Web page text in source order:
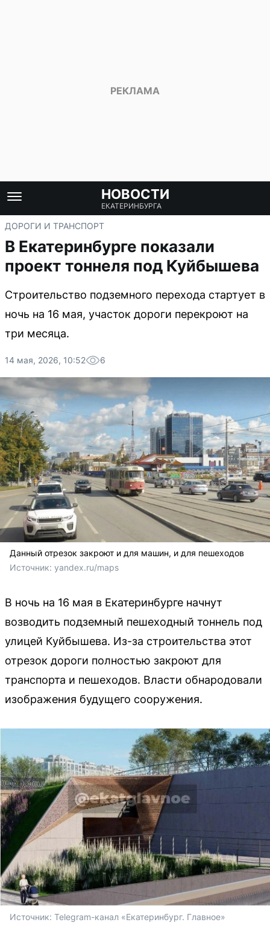
НОВОСТИ
ЕКАТЕРИНБУРГА
ДОРОГИ И ТРАНСПОРТ
В Екатеринбурге показали
проект тоннеля под Куйбышева
Строительство подземного перехода стартует в
ночь на 16 мая, участок дороги перекроют на
три месяца.
14 мая, 2026, 10:52 6
Данный отрезок закроют и для машин, и для пешеходов
Источник: yandex.ru/maps
В ночь на 16 мая в Екатеринбурге начнут
возводить подземный пешеходный тоннель под
улицей Куйбышева. Из-за строительства этот
отрезок дороги полностью закроют для
транспорта и пешеходов. Власти обнародовали
изображения будущего сооружения.
Источник: Telegram-канал «Екатеринбург. Главное»